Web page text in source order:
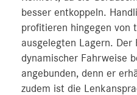
besser entkoppeln.
profitieren hingegen von
ausgelegten Lagern. Der
dynamischer Fahrweise
angebunden, denn er
zudem ist die